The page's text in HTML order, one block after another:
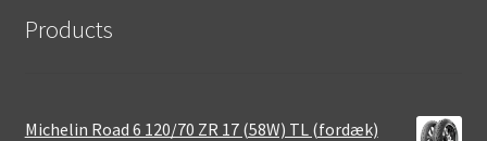
Products
Michelin Road 6 120/70 ZR 17 (58W) TL (fordæk)